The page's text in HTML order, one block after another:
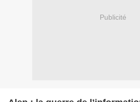
Publicité